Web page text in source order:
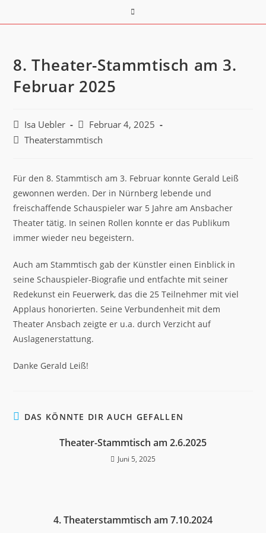
8. Theater-Stammtisch am 3.
Februar 2025
Isa Uebler
Februar 4, 2025
Theaterstammtisch
Für den 8. Stammtisch am 3. Februar konnte Gerald Leiß
gewonnen werden. Der in Nürnberg lebende und
freischaffende Schauspieler war 5 Jahre am Ansbacher
Theater tätig. In seinen Rollen konnte er das Publikum
immer wieder neu begeistern.
Auch am Stammtisch gab der Künstler einen Einblick in
seine Schauspieler-Biografie und entfachte mit seiner
Redekunst ein Feuerwerk, das die 25 Teilnehmer mit viel
Applaus honorierten. Seine Verbundenheit mit dem
Theater Ansbach zeigte er u.a. durch Verzicht auf
Auslagenerstattung.
Danke Gerald Leiß!
DAS KÖNNTE DIR AUCH GEFALLEN
Theater-Stammtisch am 2.6.2025
Juni 5, 2025
4. Theaterstammtisch am 7.10.2024